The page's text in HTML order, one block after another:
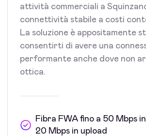
attività commerciali a
connettività stabile a costi
La soluzione è appositamente
consentirti di avere una
performante anche dove non
ottica.
Fibra FWA fino a 50 Mbps
20 Mbps in upload